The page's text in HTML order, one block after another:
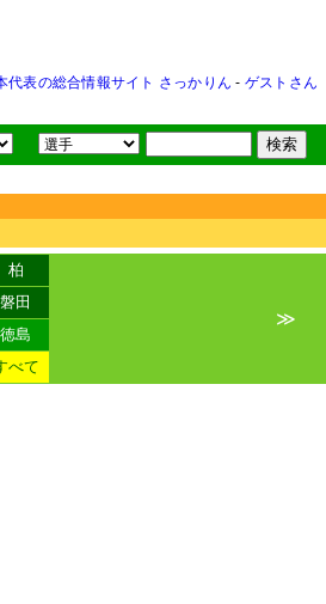
代表の総合情報サイト さっかりん - ゲストさん
柏
磐田
徳島
べて
≫